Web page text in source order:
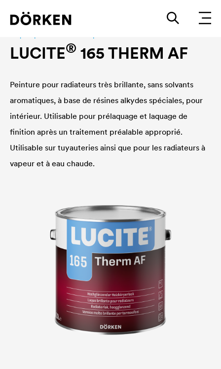
LUCITE® 165 THERM AF
Peinture pour radiateurs très brillante, sans solvants
aromatiques, à base de résines alkydes spéciales, pour
intérieur. Utilisable pour prélaquage et laquage de
finition après un traitement préalable approprié.
Utilisable sur tuyauteries ainsi que pour les radiateurs à
vapeur et à eau chaude.